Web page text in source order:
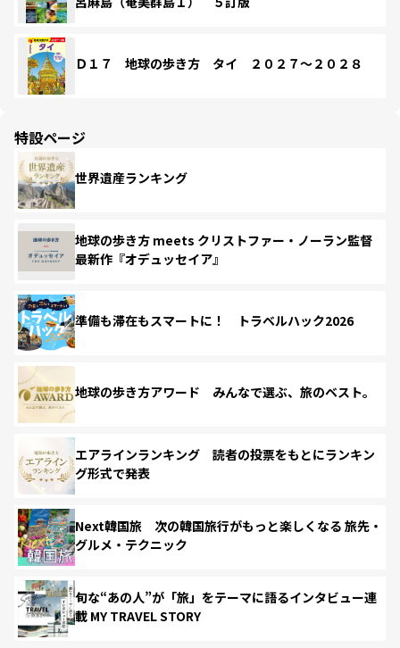
Ｄ１７ 地球の歩き方 タイ ２０２７～２０２８
特設ページ
世界遺産ランキング
地球の歩き方 meets クリストファー・ノーラン監督
最新作『オデュッセイア』
準備も滞在もスマートに！ トラベルハック2026
地球の歩き方アワード みんなで選ぶ、旅のベスト。
エアラインランキング 読者の投票をもとにランキン
グ形式で発表
Next韓国旅 次の韓国旅行がもっと楽しくなる 旅先・
グルメ・テクニック
旬な“あの人”が「旅」をテーマに語るインタビュー連
載 MY TRAVEL STORY